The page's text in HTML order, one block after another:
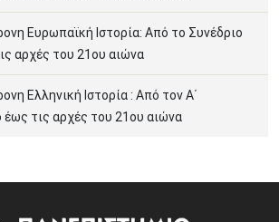
Ευρωπαϊκή Ιστορία: Από το Συνέδριο
αρχές του 21ου αιώνα
Ελληνική Ιστορία : Από τον Α΄
έως τις αρχές του 21ου αιώνα